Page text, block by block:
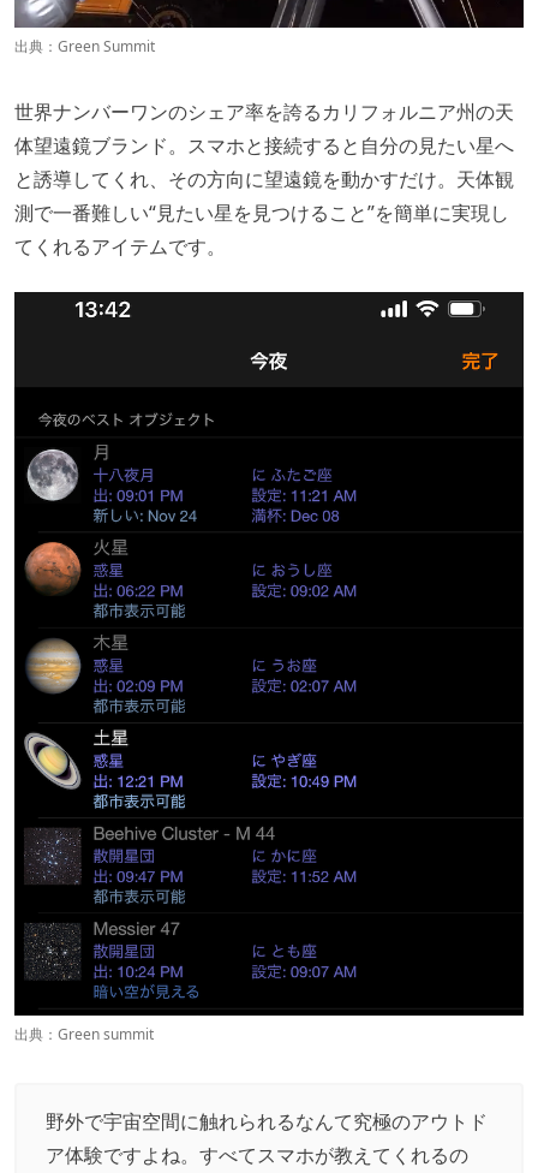
出典： Green Summit
世界ナンバーワンのシェア率を誇るカリフォルニア州の天
体望遠鏡ブランド。スマホと接続すると自分の見たい星へ
と誘導してくれ、その方向に望遠鏡を動かすだけ。天体観
測で一番難しい“見たい星を見つけること”を簡単に実現し
てくれるアイテムです。
出典： Green summit
野外で宇宙空間に触れられるなんて究極のアウトド
ア体験ですよね。すべてスマホが教えてくれるの